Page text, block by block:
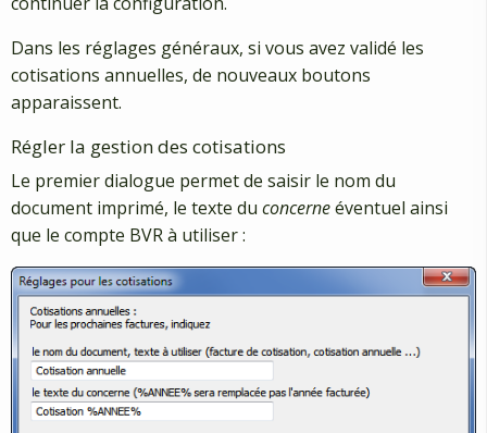
Dans les réglages généraux, si vous avez validé les
cotisations annuelles, de nouveaux boutons
apparaissent.
Régler la gestion des cotisations
Le premier dialogue permet de saisir le nom du
document imprimé, le texte du concerneéventuel ainsi
que le compte BVR à utiliser :